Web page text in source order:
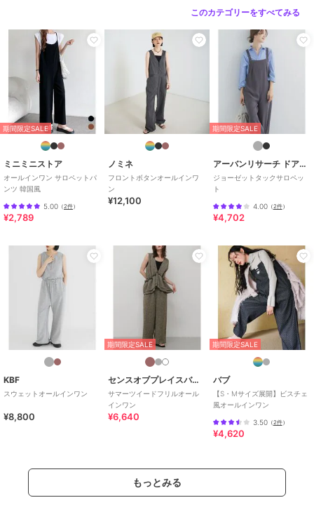
このカテゴリーをすべてみる
期間限定SALE
ミニミニストア
オールインワン サロペットパ
ンツ 韓国風
5.00 （2件）
¥2,789
ノミネ
フロントボタンオールインワ
ン
¥12,100
期間限定SALE
アーバンリサーチ ドアーズ
ジョーゼットタックサロペッ
ト
4.00（2件）
¥4,702
KBF
スウェットオールインワン
¥8,800
期間限定SALE
センスオブプレイスバイアーバンリサーチ
サマーツイードフリルオール
インワン
¥6,640
期間限定SALE
バブ
【S・Mサイズ展開】ビスチェ
風オールインワン
3.50（2件）
¥4,620
もっとみる